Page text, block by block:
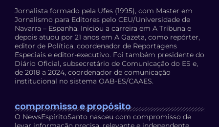
Jornalista formado pela Ufes (1995), com Master em
Jornalismo para Editores pelo CEU/Universidade de
Navarra – Espanha. Iniciou a carreira em A Tribuna e
depois atuou por 21 anos em A Gazeta, como repórter,
editor de Política, coordenador de Reportagens
Especiais e editor-executivo. Foi também presidente do
Diário Oficial, subsecretário de Comunicação do ES e,
de 2018 a 2024, coordenador de comunicação
institucional no sistema OAB-ES/CAAES.
compromisso e propósito
O NewsEspíritoSanto nasceu com compromisso de